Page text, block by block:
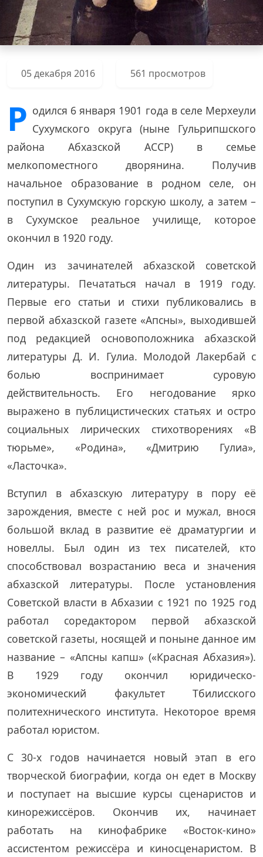
05 декабря 2016 561 просмотров
Р одился 6 января 1901 года в селе Мерхеули
Сухумского округа (ныне Гульрипшского
района Абхазской АССР) в семье
мелкопоместного дворянина. Получив
начальное образование в родном селе, он
поступил в Сухумскую горскую школу, а затем –
в Сухумское реальное училище, которое
окончил в 1920 году.
Один из зачинателей абхазской советской
литературы. Печататься начал в 1919 году.
Первые его статьи и стихи публиковались в
первой абхазской газете «Апсны», выходившей
под редакцией основоположника абхазской
литературы Д. И. Гулиа. Молодой Лакербай с
болью воспринимает суровую
действительность. Его негодование ярко
выражено в публицистических статьях и остро
социальных лирических стихотворениях «В
тюрьме», «Родина», «Дмитрию Гулиа»,
«Ласточка».
Вступил в абхазскую литературу в пору её
зарождения, вместе с ней рос и мужал, внося
большой вклад в развитие её драматургии и
новеллы. Был один из тех писателей, кто
способствовал возрастанию веса и значения
абхазской литературы. После установления
Советской власти в Абхазии с 1921 по 1925 год
работал соредактором первой абхазской
советской газеты, носящей и поныне данное им
название – «Апсны капш» («Красная Абхазия»).
В 1929 году окончил юридическо-
экономический факультет Тбилисского
политехнического института. Некоторое время
работал юристом.
С 30-х годов начинается новый этап в его
творческой биографии, когда он едет в Москву
и поступает на высшие курсы сценаристов и
кинорежиссёров. Окончив их, начинает
работать на кинофабрике «Восток-кино»
ассистентом режиссёра и киносценаристом. В